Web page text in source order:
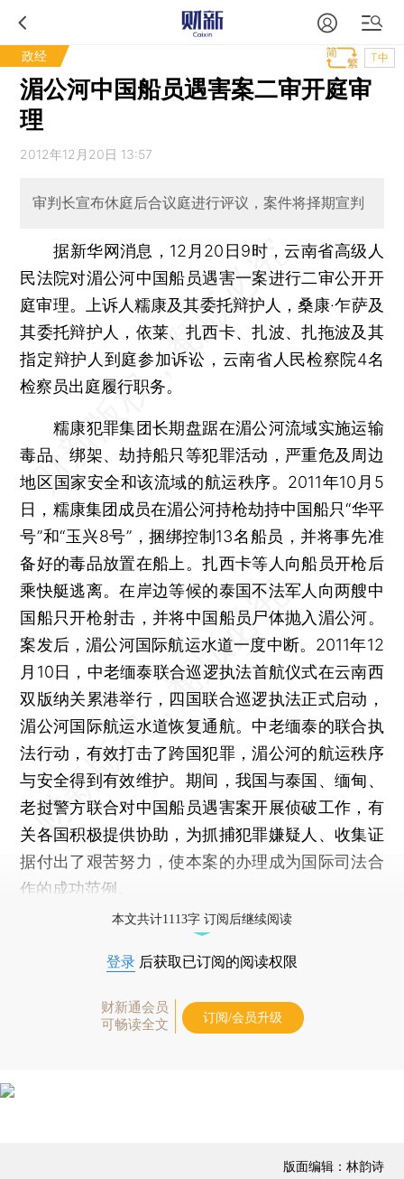
政经 T中
湄公河中国船员遇害案二审开庭审
理
2012年12月20日 13:57
审判长宣布休庭后合议庭进行评议，案件将择期宣判
据新华网消息，12月20日9时，云南省高级人
民法院对湄公河中国船员遇害一案进行二审公开开
庭审理。上诉人糯康及其委托辩护人，桑康·乍萨及
其委托辩护人，依莱、扎西卡、扎波、扎拖波及其
指定辩护人到庭参加诉讼，云南省人民检察院4名
检察员出庭履行职务。
糯康犯罪集团长期盘踞在湄公河流域实施运输
毒品、绑架、劫持船只等犯罪活动，严重危及周边
地区国家安全和该流域的航运秩序。2011年10月5
日，糯康集团成员在湄公河持枪劫持中国船只“华平
号”和“玉兴8号”，捆绑控制13名船员，并将事先准
备好的毒品放置在船上。扎西卡等人向船员开枪后
乘快艇逃离。在岸边等候的泰国不法军人向两艘中
国船只开枪射击，并将中国船员尸体抛入湄公河。
案发后，湄公河国际航运水道一度中断。2011年12
月10日，中老缅泰联合巡逻执法首航仪式在云南西
双版纳关累港举行，四国联合巡逻执法正式启动，
湄公河国际航运水道恢复通航。中老缅泰的联合执
法行动，有效打击了跨国犯罪，湄公河的航运秩序
与安全得到有效维护。期间，我国与泰国、缅甸、
老挝警方联合对中国船员遇害案开展侦破工作，有
关各国积极提供协助，为抓捕犯罪嫌疑人、收集证
据付出了艰苦努力，使本案的办理成为国际司法合
作的成功范例。
本文共计1113字 订阅后继续阅读
登录 后获取已订阅的阅读权限
财新通会员
可畅读全文
订阅/会员升级
版面编辑：林韵诗